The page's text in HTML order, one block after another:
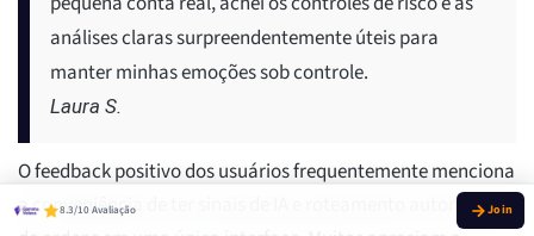
análises claras surpreendentemente úteis para
manter minhas emoções sob controle.
Laura S.
O feedback positivo dos usuários frequentemente menciona
a conveniência de ter sinais de IA e roteamento automático
8.3/10 Avaliação